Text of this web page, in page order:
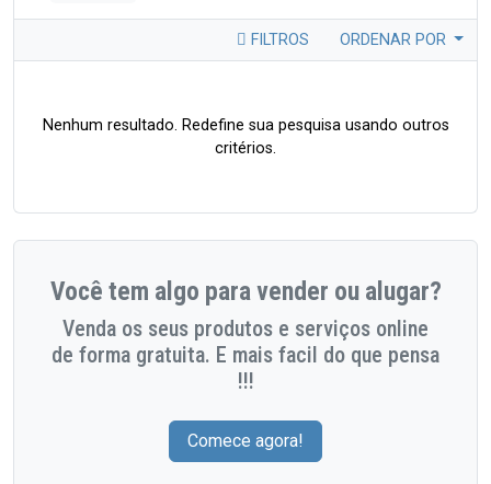
FILTROS ORDENAR POR
Nenhum resultado. Redefine sua pesquisa usando outros
critérios.
Você tem algo para vender ou alugar?
Venda os seus produtos e serviços online
de forma gratuita. E mais facil do que pensa
!!!
Comece agora!